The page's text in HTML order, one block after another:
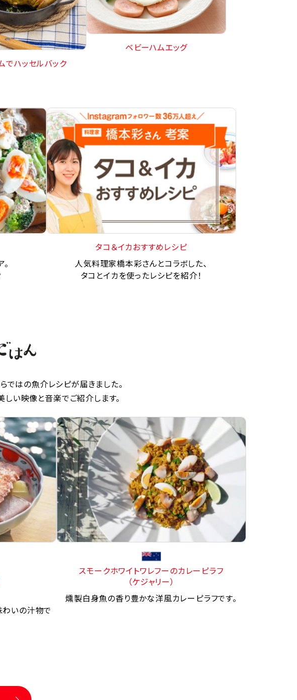
でハッセルバック
ベビーハムエッグ
タコ＆イカおすすめレシピ
人気料理家橋本彩さんとコラボした、
タコとイカを使ったレシピを紹介！
はの魚介レシピが届きました。
しい映像と音楽でご紹介します。
いの汁物で
スモークホワイトワレフーのカレーピラフ
（ケジャリー）
燻製白身魚の香り豊かな洋風カレーピラフです。